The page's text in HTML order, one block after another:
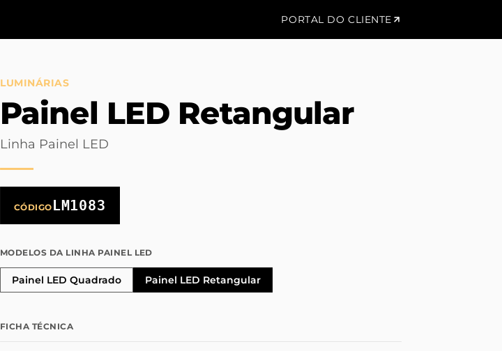
PORTAL DO CLIENTE
LUMINÁRIAS
Painel LED Retangular
Linha Painel LED
CÓDIGO LM1083
MODELOS DA LINHA PAINEL LED
Painel LED Quadrado Painel LED Retangular
FICHA TÉCNICA